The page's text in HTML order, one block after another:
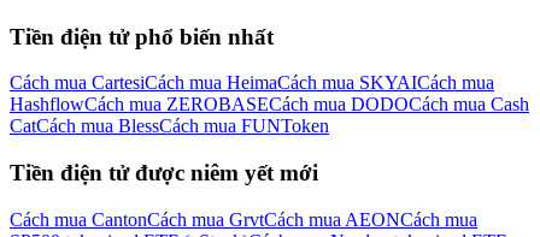
Tiền điện tử phổ biến nhất
Cách mua CartesiCách mua HeimaCách mua SKYAICách mua
HashflowCách mua ZEROBASECách mua DODOCách mua Cash
CatCách mua BlessCách mua FUNToken
Tiền điện tử được niêm yết mới
Cách mua CantonCách mua GrvtCách mua AEONCách mua